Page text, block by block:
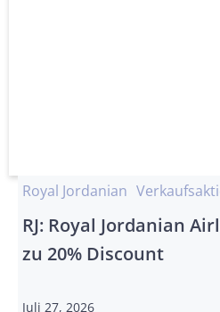
Royal Jordanian
RJ: Royal Jordanian
zu 20% Discount
Juli 27, 2026